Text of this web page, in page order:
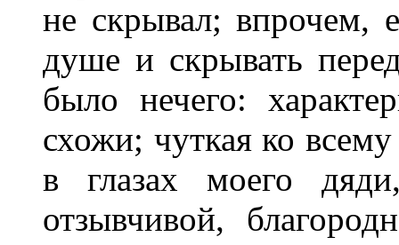
не скрывал; впрочем,
душе и скрывать
было нечего:
схожи; чуткая ко
в глазах моего
отзывчивой,